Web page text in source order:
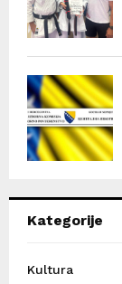
Kategorije
Kultura